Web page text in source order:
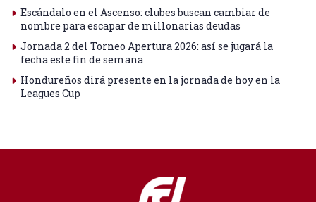
Escándalo en el Ascenso: clubes buscan cambiar de
nombre para escapar de millonarias deudas
Jornada 2 del Torneo Apertura 2026: así se jugará la
fecha este fin de semana
Hondureños dirá presente en la jornada de hoy en la
Leagues Cup